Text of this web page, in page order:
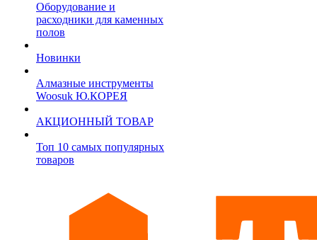
Оборудование и
расходники для каменных
полов
Новинки
Алмазные инструменты
Woosuk Ю.КОРЕЯ
АКЦИОННЫЙ ТОВАР
Топ 10 самых популярных
товаров